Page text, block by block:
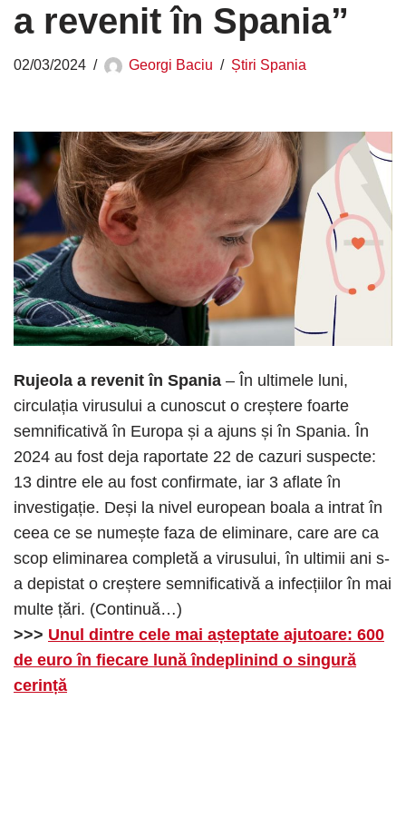
a revenit în Spania”
02/03/2024 Georgi Baciu Știri Spania
Rujeola a revenit în Spania – În ultimele luni,
circulația virusului a cunoscut o creștere foarte
semnificativă în Europa și a ajuns și în Spania. În
2024 au fost deja raportate 22 de cazuri suspecte:
13 dintre ele au fost confirmate, iar 3 aflate în
investigație. Deși la nivel european boala a intrat în
ceea ce se numește faza de eliminare, care are ca
scop eliminarea completă a virusului, în ultimii ani s-
a depistat o creștere semnificativă a infecțiilor în mai
multe țări. (Continuă…)
>>> Unul dintre cele mai așteptate ajutoare: 600
de euro în fiecare lună îndeplinind o singură
cerință